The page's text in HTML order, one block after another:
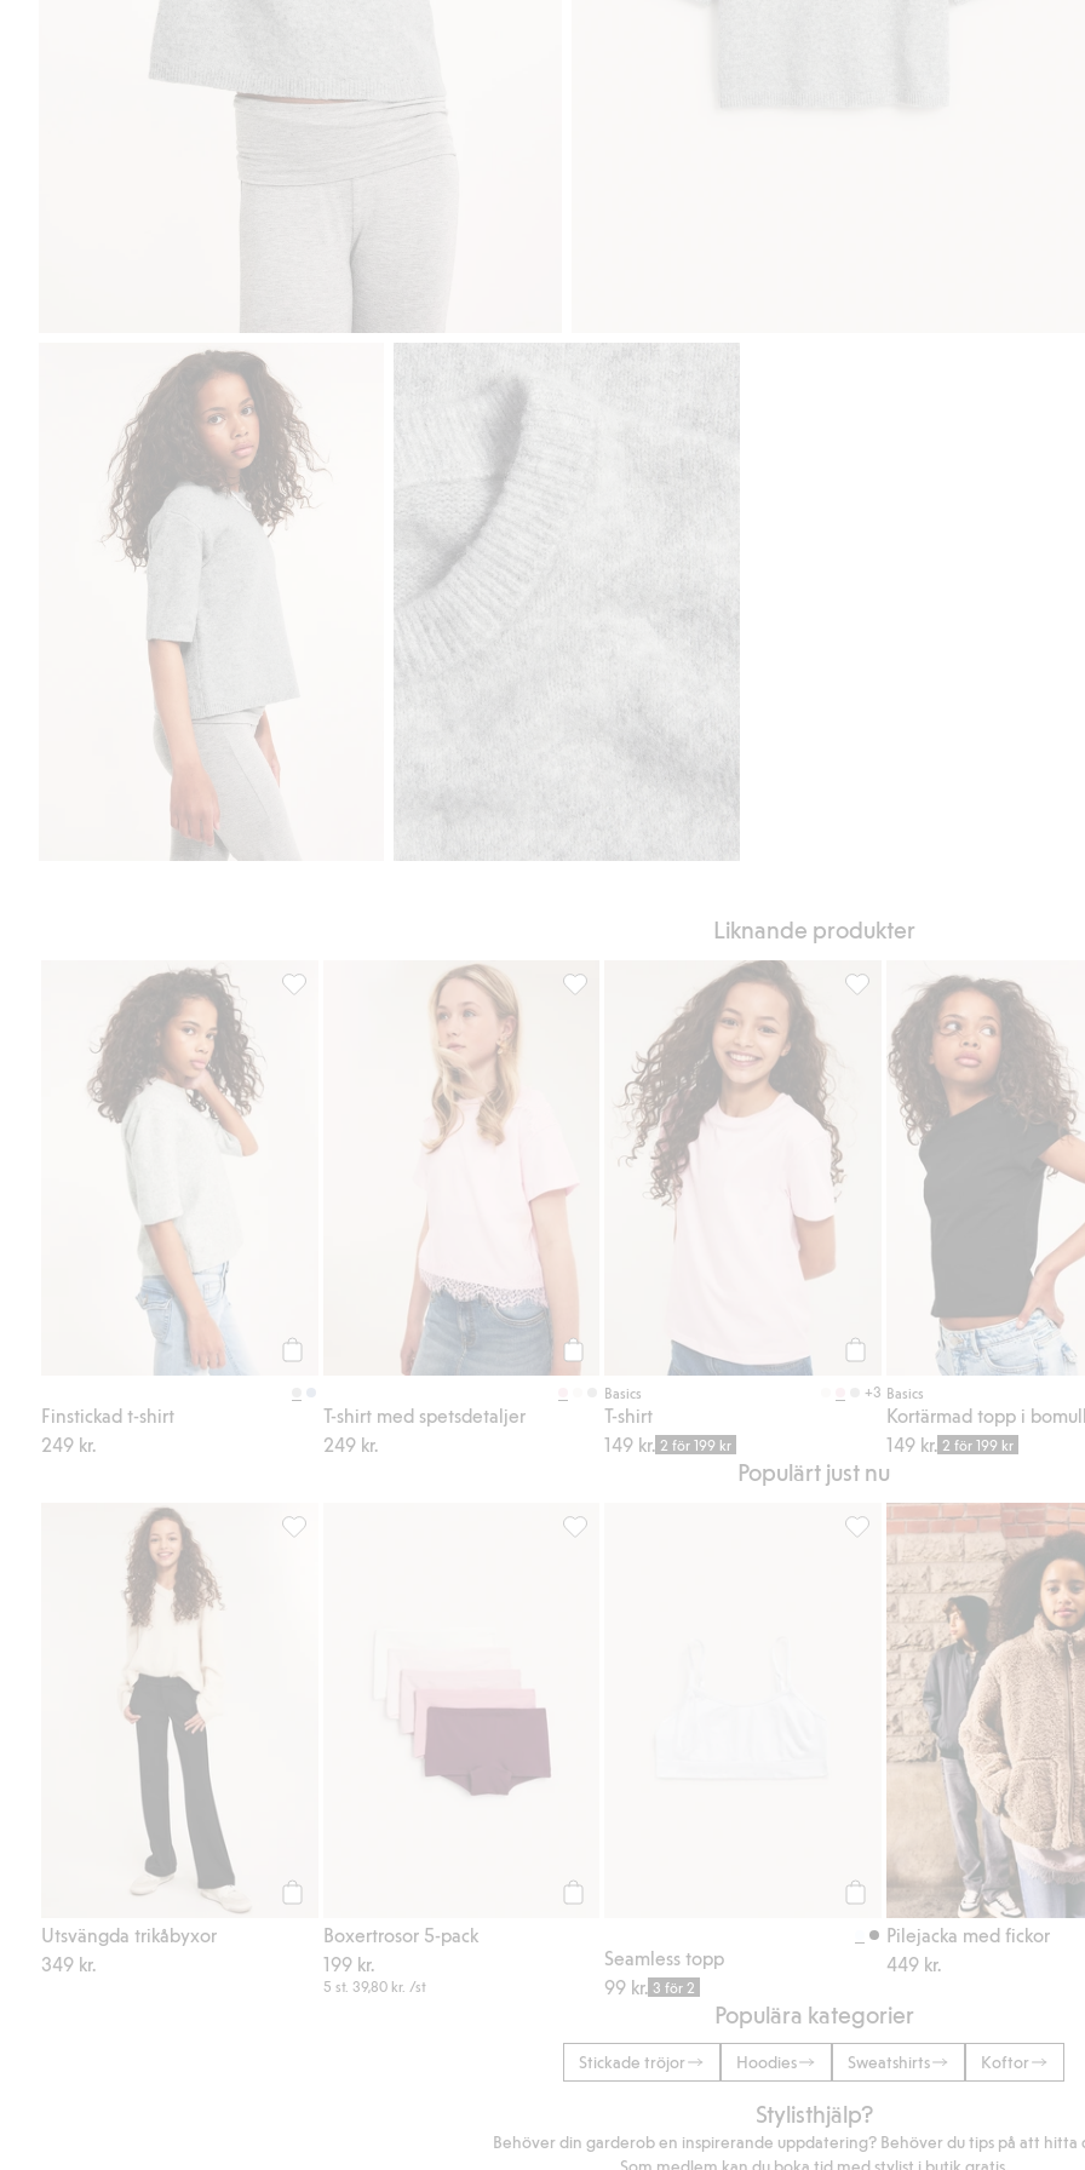
Liknande produkter
Finstickad t-shirt
249 kr.
Finstickad t-shirt, Lägg till i favoriter
Köp
T-shirt med spetsdetaljer
249 kr.
T-shirt med spetsdetaljer, Lägg till i favoriter
Basics +3
T-shirt
149 kr. 2 för 199 kr
T-shirt, Lägg till i favoriter
Basics
Kortärmad topp i
149 kr. 2 för 199 kr
Populärt just nu
Utsvängda trikåbyxor
349 kr.
Boxertrosor 5-pack
199 kr.
5 st. 39,80 kr. /st
Seamless topp
99 kr. 3 för 2
Seamless topp, Lägg till i
Pilejacka med fickor
449 kr.
Populära kategorier
Stickade tröjor Hoodies Sweatshirts Koftor
Stylisthjälp?
Behöver din garderob en inspirerande uppdatering? Behöver du tips på att hitta